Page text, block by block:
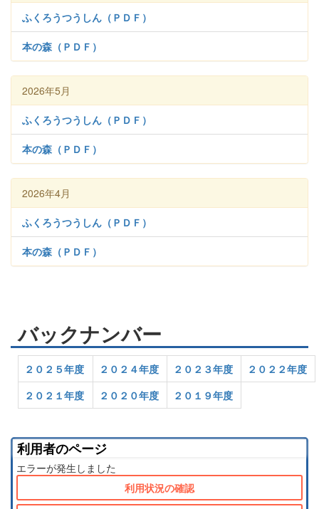
ふくろうつうしん（ＰＤＦ）
本の森（ＰＤＦ）
2026年5月
ふくろうつうしん（ＰＤＦ）
本の森（ＰＤＦ）
2026年4月
ふくろうつうしん（ＰＤＦ）
本の森（ＰＤＦ）
バックナンバー
２０２５年度 ２０２４年度 ２０２３年度
２０２２年度
２０２１年度
２０２０年度 ２０１９年度
利用者のページ
エラーが発生しました
利用状況の確認